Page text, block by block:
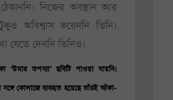
নিজের অবস্থান আর
অবিশ্বাস করেননি তিনি।
যেতে দেননি তিনিও।
তপস্যা’ ছবিটি পাওয়া যায়নি।
সঙ্গে কোলাজে ব্যবহৃত হয়েছে তাঁরই আঁকা-